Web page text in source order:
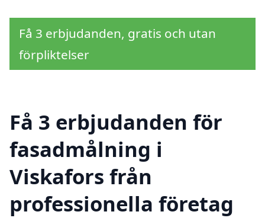
Få 3 erbjudanden, gratis och utan
förpliktelser
Få 3 erbjudanden för
fasadmålning i
Viskafors från
professionella företag